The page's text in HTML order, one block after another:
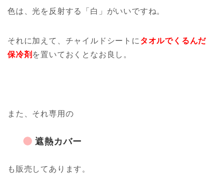
色は、光を反射する「白」がいいですね。
それに加えて、チャイルドシートに タオルでくるんだ
保冷剤 を置いておくとなお良し。
また、それ専用の
遮熱カバー
も販売してあります。